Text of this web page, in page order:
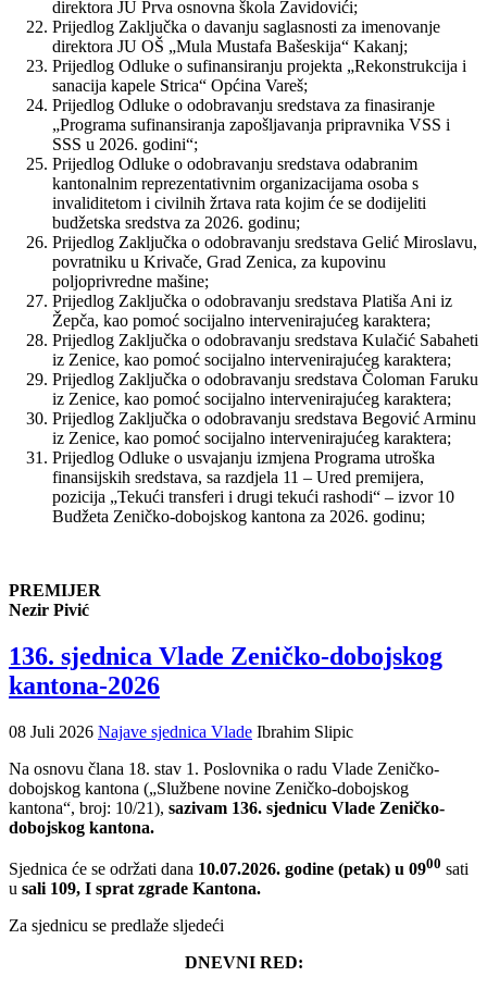
direktora JU Prva osnovna škola Zavidovići;
Prijedlog Zaključka o davanju saglasnosti za imenovanje
direktora JU OŠ „Mula Mustafa Bašeskija“ Kakanj;
Prijedlog Odluke o sufinansiranju projekta „Rekonstrukcija i
sanacija kapele Strica“ Općina Vareš;
Prijedlog Odluke o odobravanju sredstava za finasiranje
„Programa sufinansiranja zapošljavanja pripravnika VSS i
SSS u 2026. godini“;
Prijedlog Odluke o odobravanju sredstava odabranim
kantonalnim reprezentativnim organizacijama osoba s
invaliditetom i civilnih žrtava rata kojim će se dodijeliti
budžetska sredstva za 2026. godinu;
Prijedlog Zaključka o odobravanju sredstava Gelić Miroslavu,
povratniku u Krivače, Grad Zenica, za kupovinu
poljoprivredne mašine;
Prijedlog Zaključka o odobravanju sredstava Platiša Ani iz
Žepča, kao pomoć socijalno intervenirajućeg karaktera;
Prijedlog Zaključka o odobravanju sredstava Kulačić Sabaheti
iz Zenice, kao pomoć socijalno intervenirajućeg karaktera;
Prijedlog Zaključka o odobravanju sredstava Čoloman Faruku
iz Zenice, kao pomoć socijalno intervenirajućeg karaktera;
Prijedlog Zaključka o odobravanju sredstava Begović Arminu
iz Zenice, kao pomoć socijalno intervenirajućeg karaktera;
Prijedlog Odluke o usvajanju izmjena Programa utroška
finansijskih sredstava, sa razdjela 11 – Ured premijera,
pozicija „Tekući transferi i drugi tekući rashodi“ – izvor 10
Budžeta Zeničko-dobojskog kantona za 2026. godinu;
PREMIJER
Nezir Pivić
136. sjednica Vlade Zeničko-dobojskog
kantona-2026
08 Juli 2026 Najave sjednica Vlade Ibrahim Slipic
Na osnovu člana 18. stav 1. Poslovnika o radu Vlade Zeničko-
dobojskog kantona („Službene novine Zeničko-dobojskog
kantona“, broj: 10/21), sazivam 136. sjednicu Vlade Zeničko-
dobojskog kantona.
Sjednica će se održati dana 10.07.2026. godine (petak) u 0900 sati
u sali 109, I sprat zgrade Kantona.
Za sjednicu se predlaže sljedeći
DNEVNI RED: